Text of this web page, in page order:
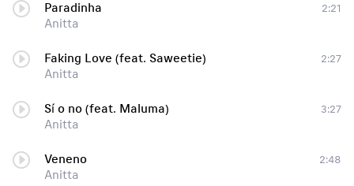
Paradinha
Anitta
2:21
Faking Love (feat. Saweetie)
Anitta
2:27
Sí o no (feat. Maluma)
Anitta
3:27
Veneno
Anitta
2:48